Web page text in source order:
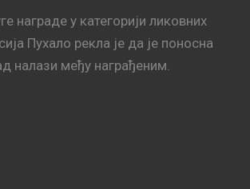
награде у категорији ликовних
Пухало рекла је да је поносна
налази међу награђеним.